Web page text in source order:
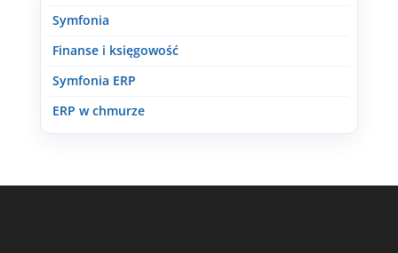
Symfonia
Finanse i księgowość
Symfonia ERP
ERP w chmurze